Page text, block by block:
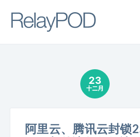
23
十二月
阿里云、腾讯云封锁